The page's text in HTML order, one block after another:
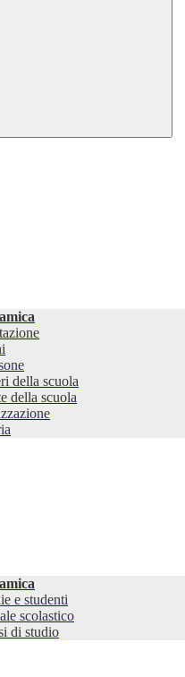
della scuola
della scuola
e studenti
scolastico
di studio